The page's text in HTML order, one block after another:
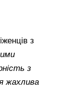
з
з
жахлива